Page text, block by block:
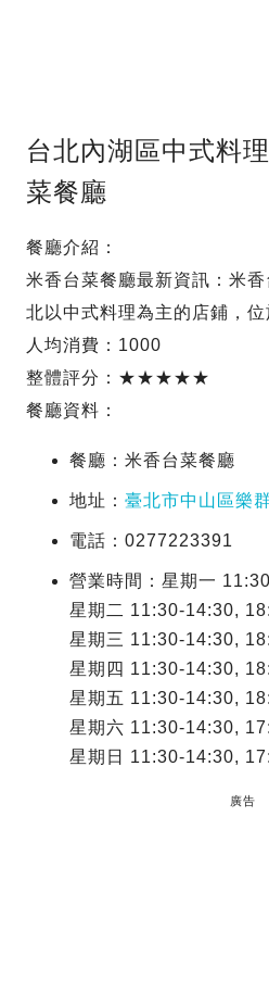
台北內湖區中式料
菜餐廳
餐廳介紹：
米香台菜餐廳最新資訊：米
北以中式料理為主的店鋪，位
人均消費：1000
整體評分：★★★★★
餐廳資料：
餐廳：米香台菜餐廳
地址： 臺北市中山區樂
電話：0277223391
營業時間：星期一
星期二 11:30-14:30,
星期三 11:30-14:30,
星期四 11:30-14:30,
星期五 11:30-14:30,
星期六 11:30-14:30,
星期日 11:30-14:30,
廣告